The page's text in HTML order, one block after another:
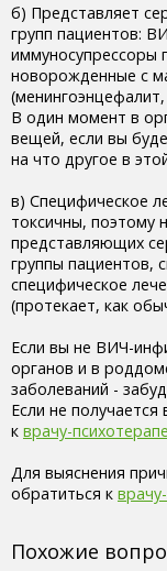
б) Представляет
групп пациентов:
иммуносупрессоры
новорожденные с
В один момент в
вещей, если вы
на что другое в
в) Специфическое
токсичны, поэтому
представляющих
группы пациентов,
специфическое
(протекает, как
Если вы не ВИЧ-
органов и в
заболеваний -
Если не
к врачу-
Для выяснения
обратиться к
Похожие